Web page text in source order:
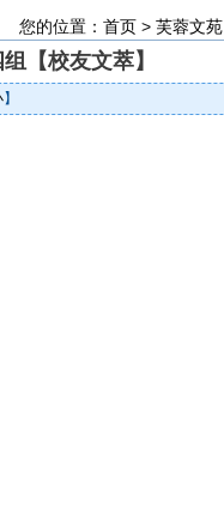
您的位置：首页 >芙蓉文苑
【校友文萃】
】